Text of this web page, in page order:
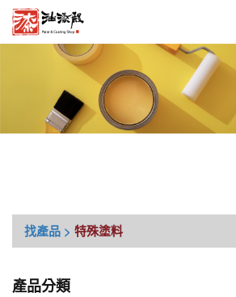
找產品 > 特殊塗料
產品分類